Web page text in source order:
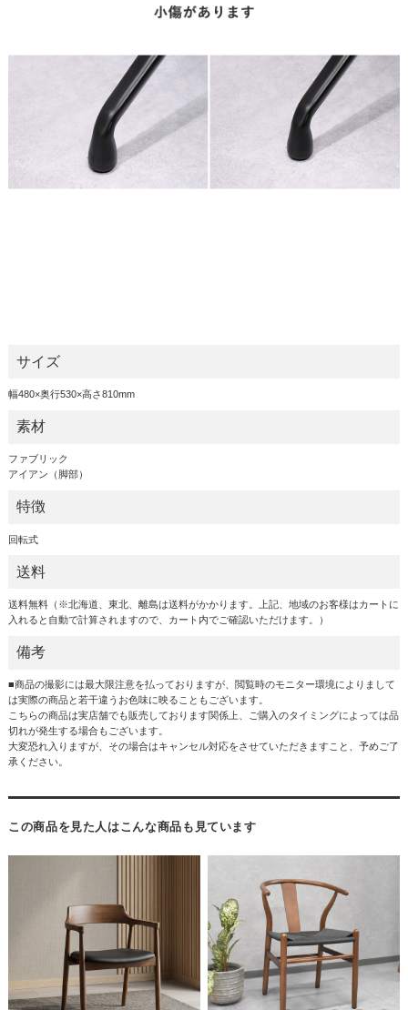
サイズ
幅480×奥行530×高さ810mm
素材
ファブリック
アイアン（脚部）
特徴
回転式
送料
送料無料（※北海道、東北、離島は送料がかかります。上記、地域のお客様はカートに
入れると自動で計算されますので、カート内でご確認いただけます。）
備考
■商品の撮影には最大限注意を払っておりますが、閲覧時のモニター環境によりまして
は実際の商品と若干違うお色味に映ることもございます。
こちらの商品は実店舗でも販売しております関係上、ご購入のタイミングによっては品
切れが発生する場合もございます。
大変恐れ入りますが、その場合はキャンセル対応をさせていただきますこと、予めご了
承ください。
この商品を見た人はこんな商品も見ています